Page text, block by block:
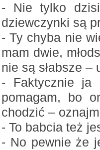
- Nie tylko
dziewczynki są
- Ty chyba nie
mam dwie,
nie są słabsze –
- Faktycznie ja
pomagam, bo
chodzić –
- To babcia też
- No pewnie że